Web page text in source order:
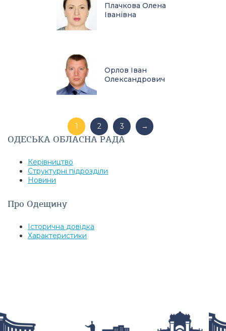
Плачкова Олена
Іванівна
Орлов Іван
Олександрович
1 2 3 →
ОДЕСЬКА ОБЛАСНА РАДА
Керівництво
Структурні підрозділи
Новини
Про Одещину
Історична довідка
Характеристики